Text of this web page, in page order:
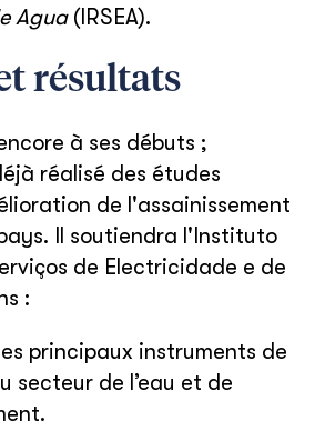
Agua(IRSEA).
résultats
à ses débuts ;
réalisé des études
de l'assainissement
Il soutiendra l'Instituto
de Electricidade e de
:
principaux instruments de
secteur de l’eau et de